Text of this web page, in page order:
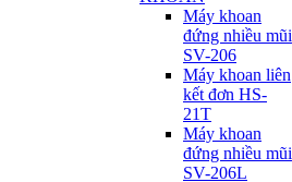
Máy khoan
đứng nhiều mũi
SV-206
Máy khoan liên
kết đơn HS-
21T
Máy khoan
đứng nhiều mũi
SV-206L